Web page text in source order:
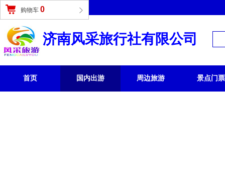
济南风采旅行社有限公司
购物车 0
登录 | 免费注册
首页 国内出游 周边旅游 景点门票